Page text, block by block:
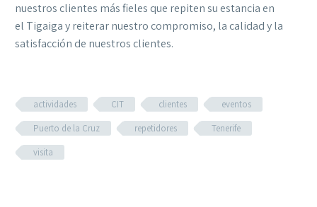
nuestros clientes más fieles que repiten su estancia en
el Tigaiga y reiterar nuestro compromiso, la calidad y la
satisfacción de nuestros clientes.
actividades CIT clientes
eventos
Puerto de la Cruz
repetidores
Tenerife
visita